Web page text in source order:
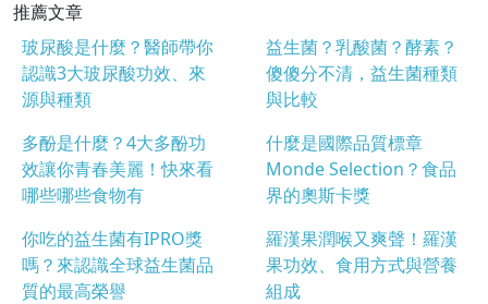
推薦文章
玻尿酸是什麼？醫師帶你
認識3大玻尿酸功效、來
源與種類
益生菌？乳酸菌？酵素？
傻傻分不清，益生菌種類
與比較
多酚是什麼？4大多酚功
效讓你青春美麗！快來看
哪些哪些食物有
什麼是國際品質標章
Monde Selection？食品
界的奧斯卡獎
你吃的益生菌有IPRO獎
嗎？來認識全球益生菌品
質的最高榮譽
羅漢果潤喉又爽聲！羅漢
果功效、食用方式與營養
組成